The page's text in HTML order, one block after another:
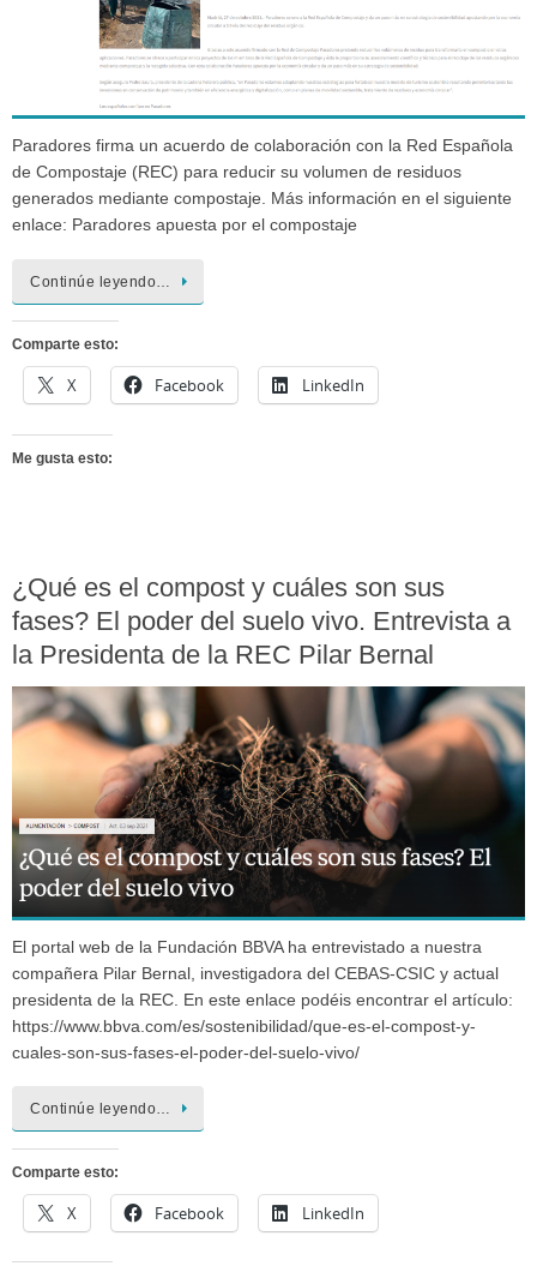
Paradores firma un acuerdo de colaboración con la Red Española
de Compostaje (REC) para reducir su volumen de residuos
generados mediante compostaje. Más información en el siguiente
enlace: Paradores apuesta por el compostaje
Continúe leyendo…
Comparte esto:
X Facebook LinkedIn
Me gusta esto:
¿Qué es el compost y cuáles son sus
fases? El poder del suelo vivo. Entrevista a
la Presidenta de la REC Pilar Bernal
El portal web de la Fundación BBVA ha entrevistado a nuestra
compañera Pilar Bernal, investigadora del CEBAS-CSIC y actual
presidenta de la REC. En este enlace podéis encontrar el artículo:
https://www.bbva.com/es/sostenibilidad/que-es-el-compost-y-
cuales-son-sus-fases-el-poder-del-suelo-vivo/
Continúe leyendo…
Comparte esto:
X Facebook LinkedIn